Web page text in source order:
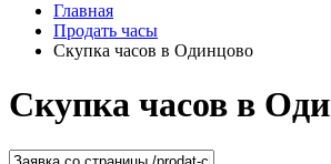
Главная
Продать часы
Скупка часов в Одинцово
Скупка часов в